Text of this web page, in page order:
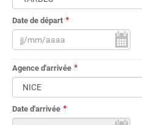
Date de départ
Agence d'arrivée
Date d'arrivée